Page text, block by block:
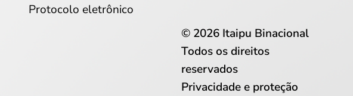
Protocolo eletrônico
© 2026 Itaipu Binacional
Todos os direitos
reservados
Privacidade e proteção